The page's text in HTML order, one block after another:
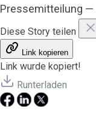
Pressemitteilung —
Diese Story teilen
Link kopieren
Link wurde kopiert!
Runterladen